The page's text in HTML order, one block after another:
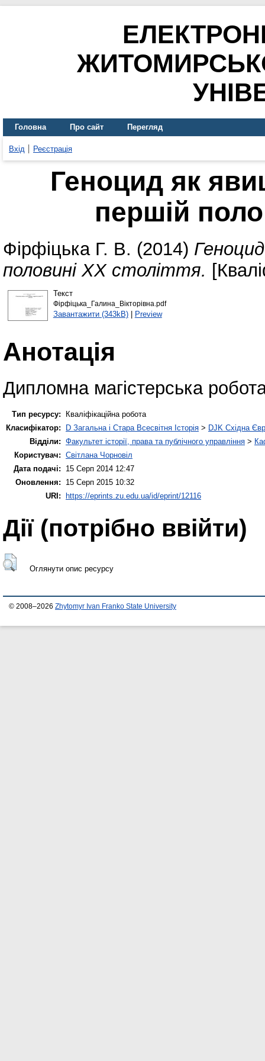
Головна Про сайт Перегляд
Вхід Реєстрація
Геноцид як
першій
Фірфіцька Г. В. (2014)
половині ХХ століття.
Текст
Фірфіцька_Галина_Вікторівна.pdf
Завантажити (343kB)| Preview
Анотація
Дипломна магістерська
Тип ресурсу:
Кваліфікаційна робота
Класифікатор:
D Загальна і Стара Всесвітня Історія > DJK Східна
Відділи: Факультет історії, права та публічного управління >
Користувач: Світлана Чорновіл
Дата подачі:
15 Серп 2014 12:47
Оновлення:
15 Серп 2015 10:32
URI: https://eprints.zu.edu.ua/id/eprint/12116
Дії ​​(потрібно ввійти)
Оглянути опис ресурсу
© 2008–2026 Zhytomyr Ivan Franko State University